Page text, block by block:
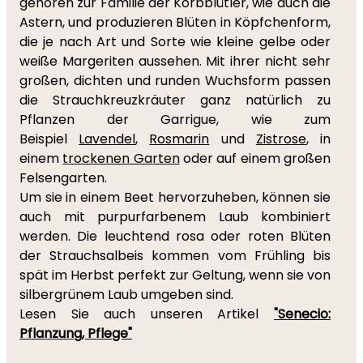
Astern, und produzieren Blüten in Köpfchenform,
die je nach Art und Sorte wie kleine gelbe oder
weiße Margeriten aussehen. Mit ihrer nicht sehr
großen, dichten und runden Wuchsform passen
die Strauchkreuzkräuter ganz natürlich zu
Pflanzen der Garrigue, wie zum
Beispiel Lavendel, Rosmarin und Zistrose, in
einem trockenen Gartenoder auf einem großen
Felsengarten.
Um sie in einem Beet hervorzuheben, können sie
auch mit purpurfarbenem Laub kombiniert
werden. Die leuchtend rosa oder roten Blüten
der Strauchsalbeis kommen vom Frühling bis
spät im Herbst perfekt zur Geltung, wenn sie von
silbergrünem Laub umgeben sind.
Lesen Sie auch unseren Artikel "Senecio:
Pflanzung, Pflege"